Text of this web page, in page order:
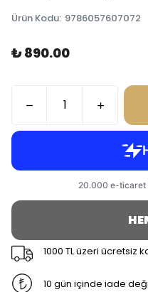
Ürün Kodu: 9786057607072
₺ 890.00
1000 TL üzeri ücretsiz
10 gün içinde iade